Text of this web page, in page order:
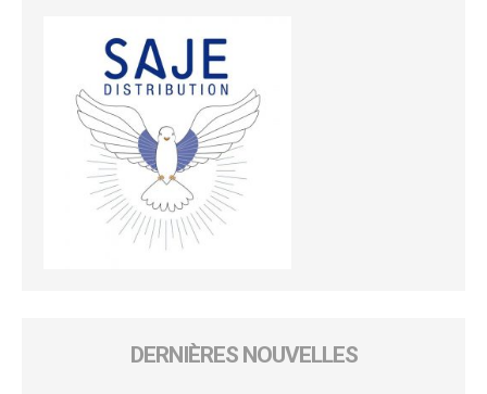
DERNIÈRES NOUVELLES